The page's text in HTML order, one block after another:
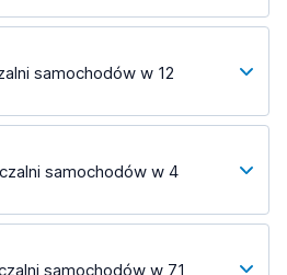
samochodów w 12
samochodów w 4
samochodów w 71